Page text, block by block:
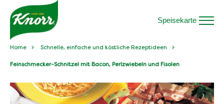
Speisekarte
Home Schnelle, einfache und köstliche Rezeptideen
Feinschmecker-Schnitzel mit Bacon, Perlzwiebeln und Fisolen